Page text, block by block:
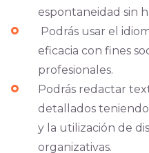
espontaneidad sin
Podrás usar el
eficacia con fines
profesionales.
Podrás redactar
detallados
y la utilización de
organizativas.